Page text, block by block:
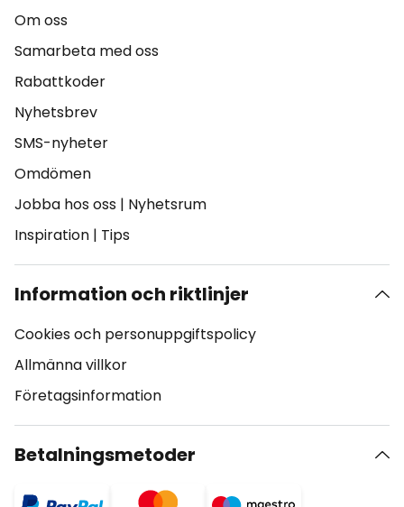
Om oss
Samarbeta med oss
Rabattkoder
Nyhetsbrev
SMS-nyheter
Omdömen
Jobba hos oss | Nyhetsrum
Inspiration | Tips
Information och riktlinjer
Cookies och personuppgiftspolicy
Allmänna villkor
Företagsinformation
Betalningsmetoder